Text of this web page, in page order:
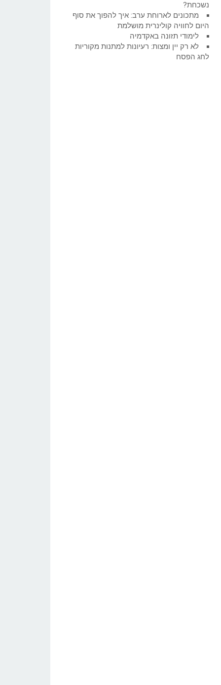
נשכחת?
מתכונים לארוחת ערב: איך להפוך את סוף
היום לחוויה קולינרית מושלמת
לימודי תזונה באקדמיה
לא רק יין ומצות: רעיונות למתנות מקוריות
לחג הפסח